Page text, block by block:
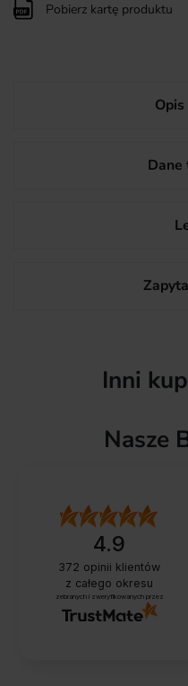
Pobierz kartę produktu
Dane
Inni
Nasze
4.9
372 opinii klientów
z całego okresu
zebranych i zweryfikowanych przez